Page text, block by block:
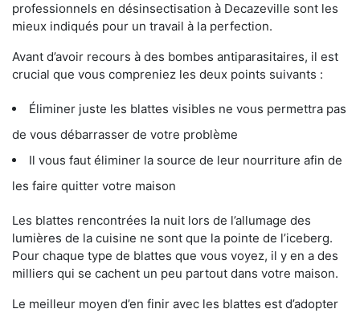
professionnels en désinsectisation à Decazeville sont les
mieux indiqués pour un travail à la perfection.
Avant d’avoir recours à des bombes antiparasitaires, il est
crucial que vous compreniez les deux points suivants :
Éliminer juste les blattes visibles ne vous permettra pas
de vous débarrasser de votre problème
Il vous faut éliminer la source de leur nourriture afin de
les faire quitter votre maison
Les blattes rencontrées la nuit lors de l’allumage des
lumières de la cuisine ne sont que la pointe de l’iceberg.
Pour chaque type de blattes que vous voyez, il y en a des
milliers qui se cachent un peu partout dans votre maison.
Le meilleur moyen d’en finir avec les blattes est d’adopter